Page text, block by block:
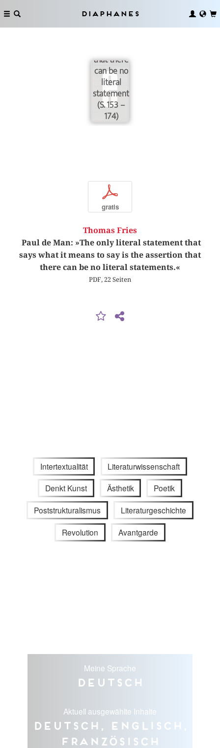
Diaphanes
what it
means to
that there
can be no
literal
statements.«
(S. 153 –
174)
p
gratis
Thomas Fries
Paul de Man: »The only literal statement that
says what it means to say is the assertion that
there can be no literal statements.«
PDF, 22 Seiten
Intertextualität Literaturwissenschaft
Denkt Kunst Ästhetik Poetik
Poststrukturalismus Literaturgeschichte
Revolution Avantgarde
Meine Sprache
Deutsch
Aktuell ausgewählte Inhalte
Deutsch, Englisch,
Französisch